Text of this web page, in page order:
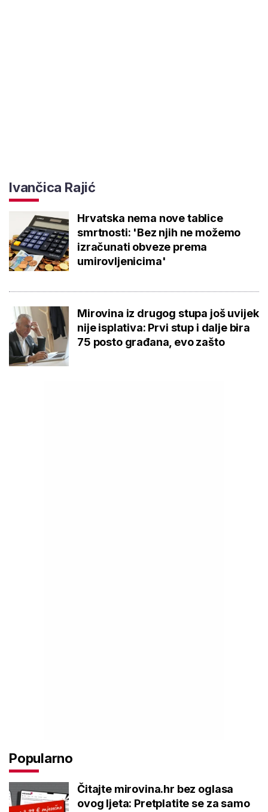
Ivančica Rajić
Hrvatska nema nove tablice
smrtnosti: 'Bez njih ne možemo
izračunati obveze prema
umirovljenicima'
Mirovina iz drugog stupa još uvijek
nije isplativa: Prvi stup i dalje bira
75 posto građana, evo zašto
Popularno
Čitajte mirovina.hr bez oglasa
ovog ljeta: Pretplatite se za samo